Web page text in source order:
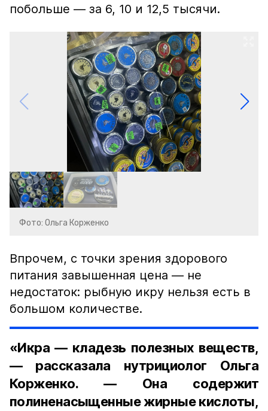
побольше — за 6, 10 и 12,5 тысячи.
Фото: Ольга Корженко
Впрочем, с точки зрения здорового
питания завышенная цена — не
недостаток: рыбную икру нельзя есть в
большом количестве.
«Икра — кладезь полезных веществ,
— рассказала нутрициолог Ольга
Корженко. — Она содержит
полиненасыщенные жирные кислоты,